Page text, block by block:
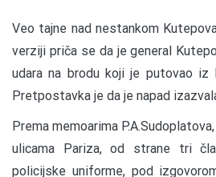
Veo tajne nad nestankom
verziji priča se da je general
udara na brodu koji je putovao iz
Pretpostavka je da je napad
Prema memoarima
ulicama Pariza, od strane tri
policijske uniforme, pod